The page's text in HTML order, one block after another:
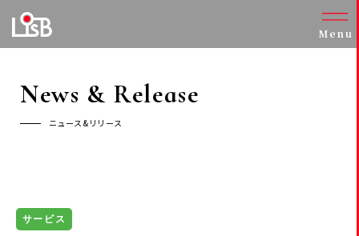
Menu
News & Release
ニュース&リリース
サービス